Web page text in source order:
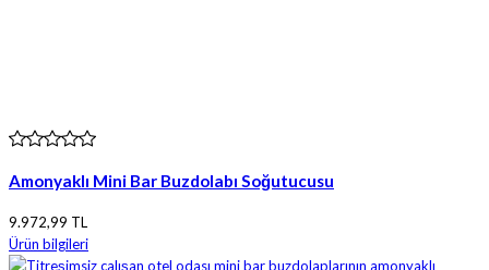
Amonyaklı Mini Bar Buzdolabı Soğutucusu
9.972,99 TL
Ürün bilgileri